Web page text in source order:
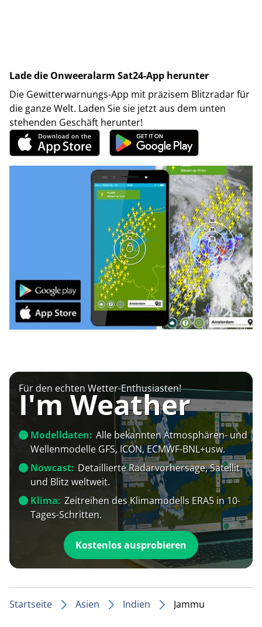
Lade die Onweeralarm Sat24-App herunter
Die Gewitterwarnungs-App mit präzisem Blitzradar für
die ganze Welt. Laden Sie sie jetzt aus dem unten
stehenden Geschäft herunter!
Für den echten Wetter-Enthusiasten!
I'm Weather
Modelldaten: Alle bekannten Atmosphären- und
Wellenmodelle GFS, ICON, ECMWF-BNL+usw.
Nowcast: Detaillierte Radarvorhersage, Satellit
und Blitz weltweit.
Klima: Zeitreihen des Klimamodells ERA5 in 10-
Tages-Schritten.
Kostenlos ausprobieren
Startseite Asien Indien Jammu